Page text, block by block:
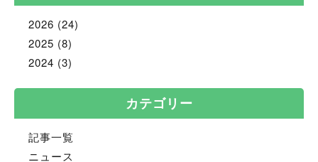
2026 (24)
2025 (8)
2024 (3)
カテゴリー
記事一覧
ニュース